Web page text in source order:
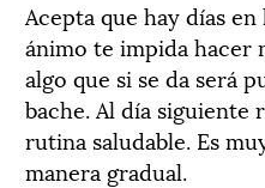
Acepta que hay días
ánimo te impida hacer
algo que si se da será
bache. Al día siguiente
rutina saludable. Es
manera gradual.